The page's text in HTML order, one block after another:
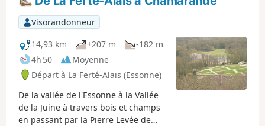
entre vallée, forêts agrémentées de blocs de grès et
plateaux agricoles. Cette étape est plus courte que les
précédentes mais n'est pas exempte de difficultés car
elle arpente toujours des portions de terrain escarpé de
type forêt de Fontainebleau, notamment autour de
Mondeville. L'itinéraire permet également de découvrir
certaines curiosités insolites, comme les Roches du Père
La Musique à Ballancourt.
Visorandonneur
14,93 km
+207 m
-182 m
4h 50
Moyenne
Départ à La Ferté-Alais (Essonne)
De la vallée de l'Essonne à la Vallée
de la Juine à travers bois et champs
en passant par la Pierre Levée de